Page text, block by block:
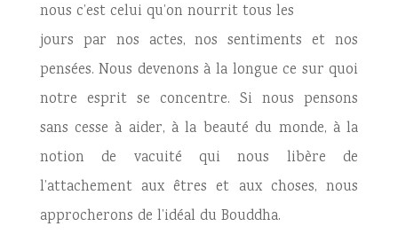
nous c’est celui qu’on nourrit tous les
jours par nos actes, nos sentiments et nos
pensées. Nous devenons à la longue ce sur quoi
notre esprit se concentre. Si nous pensons
sans cesse à aider, à la beauté du monde, à la
notion de vacuité qui nous libère de
l’attachement aux êtres et aux choses, nous
approcherons de l’idéal du Bouddha.